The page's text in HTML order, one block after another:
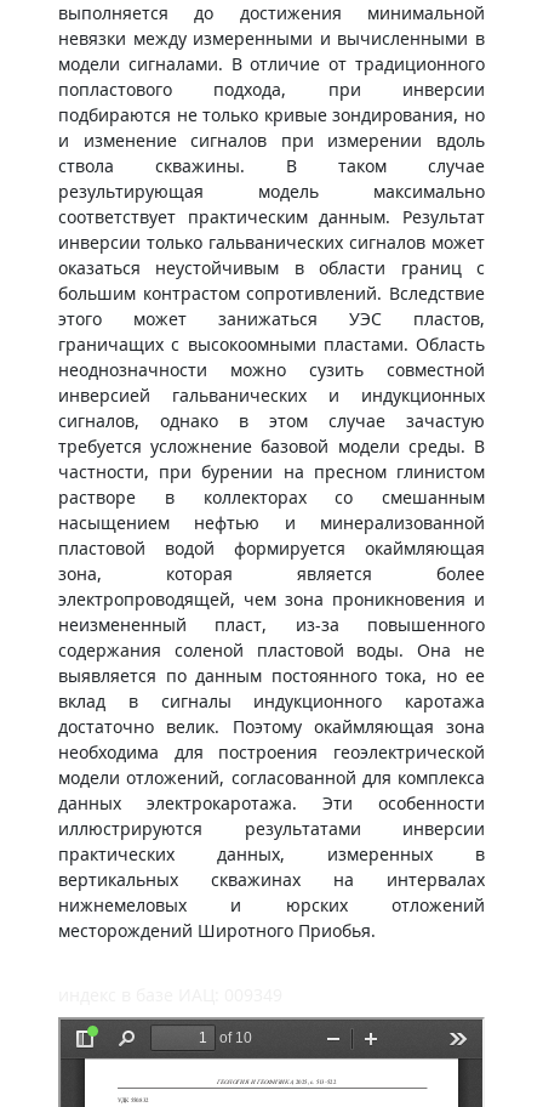
выполняется до достижения минимальной
невязки между измеренными и вычисленными в
модели сигналами. В отличие от традиционного
попластового подхода, при инверсии
подбираются не только кривые зондирования, но
и изменение сигналов при измерении вдоль
ствола скважины. В таком случае
результирующая модель максимально
соответствует практическим данным. Результат
инверсии только гальванических сигналов может
оказаться неустойчивым в области границ с
большим контрастом сопротивлений. Вследствие
этого может занижаться УЭС пластов,
граничащих с высокоомными пластами. Область
неоднозначности можно сузить совместной
инверсией гальванических и индукционных
сигналов, однако в этом случае зачастую
требуется усложнение базовой модели среды. В
частности, при бурении на пресном глинистом
растворе в коллекторах со смешанным
насыщением нефтью и минерализованной
пластовой водой формируется окаймляющая
зона, которая является более
электропроводящей, чем зона проникновения и
неизмененный пласт, из-за повышенного
содержания соленой пластовой воды. Она не
выявляется по данным постоянного тока, но ее
вклад в сигналы индукционного каротажа
достаточно велик. Поэтому окаймляющая зона
необходима для построения геоэлектрической
модели отложений, согласованной для комплекса
данных электрокаротажа. Эти особенности
иллюстрируются результатами инверсии
практических данных, измеренных в
вертикальных скважинах на интервалах
нижнемеловых и юрских отложений
месторождений Широтного Приобья.